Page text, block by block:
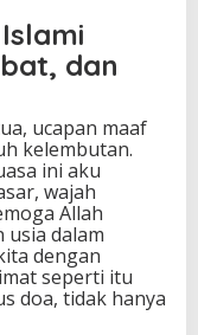
dan
ucapan maaf
kelembutan.
ini aku
wajah
Allah
usia dalam
dengan
seperti itu
doa, tidak hanya